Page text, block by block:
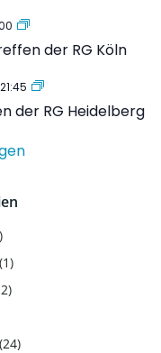
der RG Köln
21:45
der RG Heidelberg
(24)